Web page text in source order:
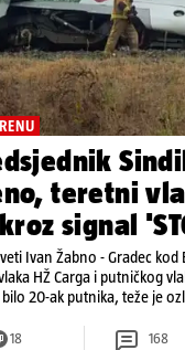
teretni
signal
Ivan Žabno - Gradec kod
HŽ Carga i putničkog
20-ak putnika, teže je
18 168